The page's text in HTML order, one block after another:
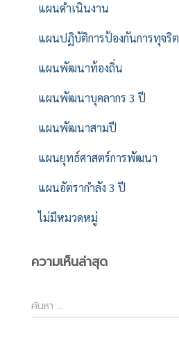
แผนดำเนินงาน
แผนปฏิบัติการป้องกันการทุจริต
แผนพัฒนาท้องถิ่น
แผนพัฒนาบุคลากร 3 ปี
แผนพัฒนาสามปี
แผนยุทธ์ศาสตร์การพัฒนา
แผนอัตรากำลัง 3 ปี
ไม่มีหมวดหมู่
ความเห็นล่าสุด
ค้
น
ค้นหา …